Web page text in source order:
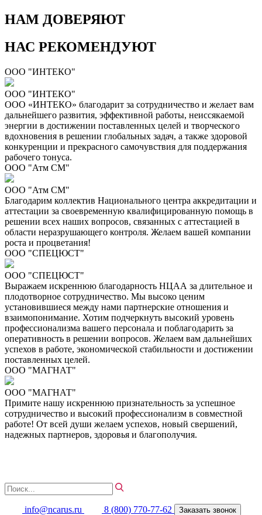
НАМ ДОВЕРЯЮТ
НАС РЕКОМЕНДУЮТ
ООО "ИНТЕКО"
ООО "ИНТЕКО"
ООО «ИНТЕКО» благодарит за сотрудничество и желает вам
дальнейшего развития, эффективной работы, неиссякаемой
энергии в достижении поставленных целей и творческого
вдохновения в решении глобальных задач, а также здоровой
конкуренции и прекрасного самочувствия для поддержания
рабочего тонуса.
ООО "Атм СМ"
ООО "Атм СМ"
Благодарим коллектив Национального центра аккредитации и
аттестации за своевременную квалифицированную помощь в
решении всех наших вопросов, связанных с аттестацией в
области неразрушающего контроля. Желаем вашей компании
роста и процветания!
ООО "СПЕЦЮСТ"
ООО "СПЕЦЮСТ"
Выражаем искреннюю благодарность НЦАА за длительное и
плодотворное сотрудничество. Мы высоко ценим
установившиеся между нами партнерские отношения и
взаимопонимание. Хотим подчеркнуть высокий уровень
профессионализма вашего персонала и поблагодарить за
оперативность в решении вопросов. Желаем вам дальнейших
успехов в работе, экономической стабильности и достижении
поставленных целей.
ООО "МАГНАТ"
ООО "МАГНАТ"
Примите нашу искреннюю признательность за успешное
сотрудничество и высокий профессионализм в совместной
работе! От всей души желаем успехов, новый свершений,
надежных партнеров, здоровья и благополучия.
info@ncarus.ru 8 (800) 770-77-62 Заказать звонок